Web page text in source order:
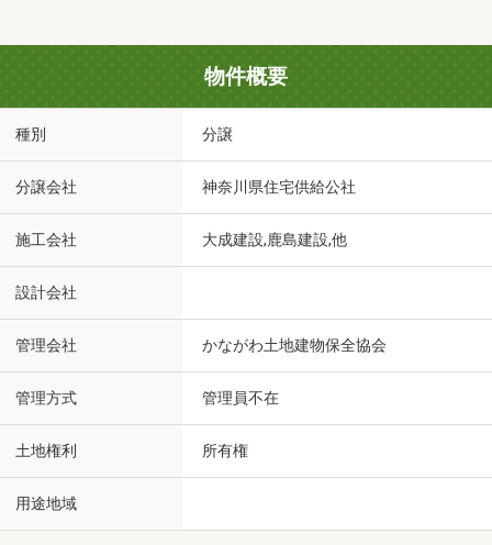
物件概要
種別 分譲
分譲会社 神奈川県住宅供給公社
施工会社 大成建設,鹿島建設,他
設計会社
管理会社 かながわ土地建物保全協会
管理方式 管理員不在
土地権利 所有権
用途地域